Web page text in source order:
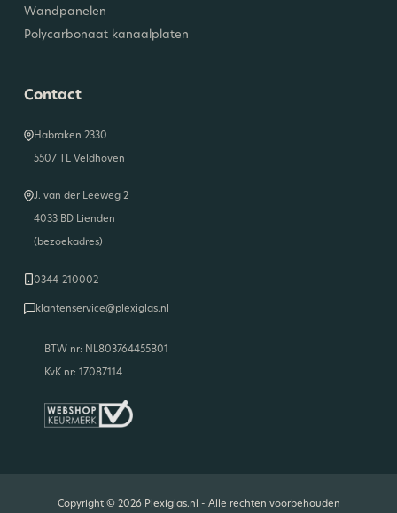
Wandpanelen
Polycarbonaat kanaalplaten
Contact
Habraken 2330
5507 TL Veldhoven
J. van der Leeweg 2
4033 BD Lienden
(bezoekadres)
0344-210002
klantenservice@plexiglas.nl
BTW nr: NL803764455B01
KvK nr: 17087114
Copyright © 2026 Plexiglas.nl - Alle rechten voorbehouden